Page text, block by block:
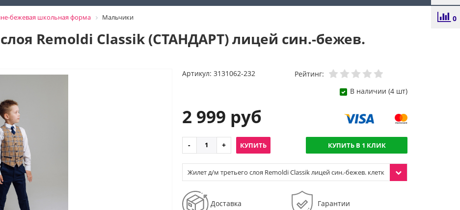
0
бежевая школьная форма Мальчики
Remoldi Classik (СТАНДАРТ) лицей син.-бежев.
Артикул: 3131062-232
Рейтинг:
В наличии (4 шт)
2 999 руб
КУПИТЬ КУПИТЬ В 1 КЛИК
Жилет д/м третьего слоя Remoldi Classik лицей син.-бежев. клетк
а (р.40/152)
Доставка Гарантии